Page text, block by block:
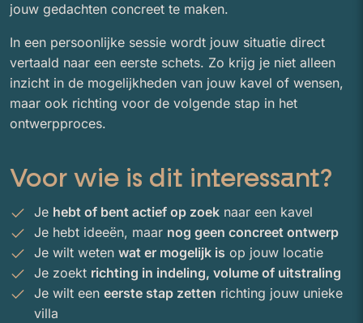
jouw gedachten concreet te maken.
In een persoonlijke sessie wordt jouw situatie direct
vertaald naar een eerste schets. Zo krijg je niet alleen
inzicht in de mogelijkheden van jouw kavel of wensen,
maar ook richting voor de volgende stap in het
ontwerpproces.
Voor wie is dit interessant?
Je hebt of bent actief op zoek naar een kavel
Je hebt ideeën, maar nog geen concreet ontwerp
Je wilt weten wat er mogelijk is op jouw locatie
Je zoekt richting in indeling, volume of uitstraling
Je wilt een eerste stap zetten richting jouw unieke
villa